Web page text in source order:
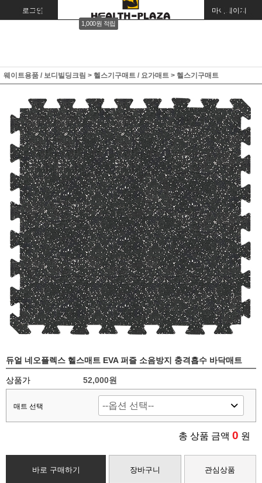
로그인 회원가입
1,000원 적립
주문조회 마이페이지
웨이트용품 / 보디빌딩크림 > 헬스기구매트 / 요가매트 > 헬스기구매트
듀얼 네오플렉스 헬스매트 EVA 퍼즐 소음방지 충격흡수 바닥매트
상품가 52,000원
매트 선택
총 상품 금액 0 원
바로 구매하기 장바구니 관심상품